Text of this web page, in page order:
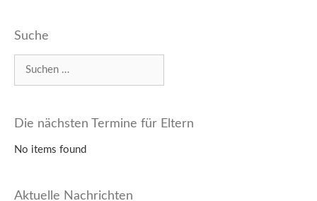
Suche
nach:
Die nächsten Termine für Eltern
No items found
Aktuelle Nachrichten